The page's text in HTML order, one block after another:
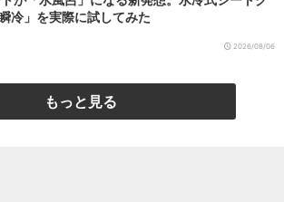
冷」を実際に試してみた
2026/08/06
もっと見る